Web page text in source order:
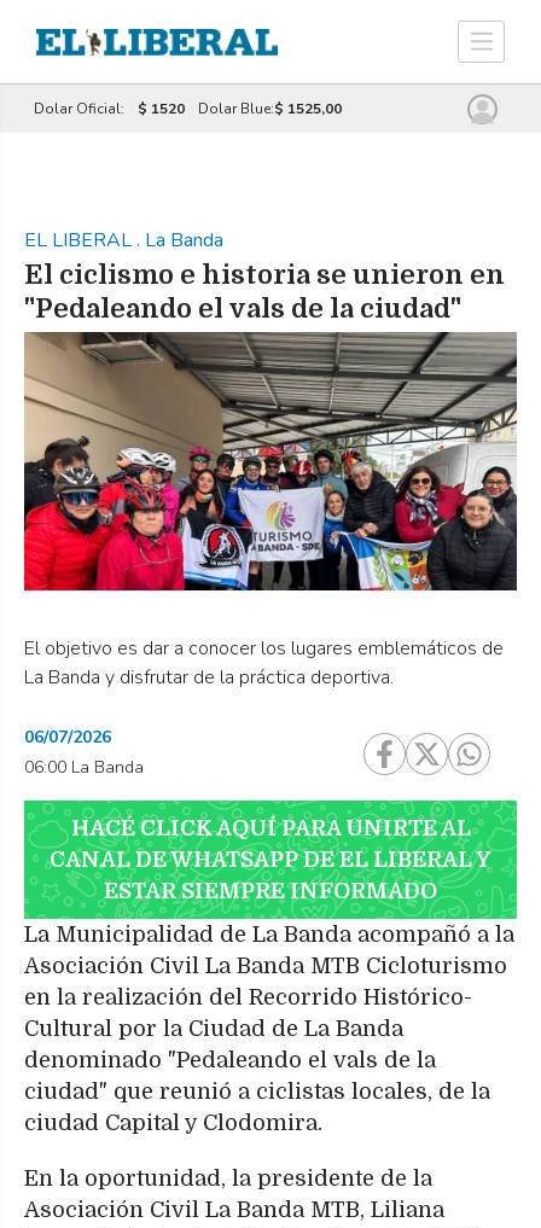
Dolar Oficial: $ 1520 Dolar Blue:$ 1525,00
EL LIBERAL. La Banda
El ciclismo e historia se unieron en
"Pedaleando el vals de la ciudad"
El objetivo es dar a conocer los lugares emblemáticos de
La Banda y disfrutar de la práctica deportiva.
06/07/2026
06:00 La Banda
HACÉ CLICK AQUÍ PARA UNIRTE AL
CANAL DE WHATSAPP DE EL LIBERAL Y
ESTAR SIEMPRE INFORMADO
La Municipalidad de La Banda acompañó a la
Asociación Civil La Banda MTB Cicloturismo
en la realización del Recorrido Histórico-
Cultural por la Ciudad de La Banda
denominado "Pedaleando el vals de la
ciudad" que reunió a ciclistas locales, de la
ciudad Capital y Clodomira.
En la oportunidad, la presidente de la
Asociación Civil La Banda MTB, Liliana